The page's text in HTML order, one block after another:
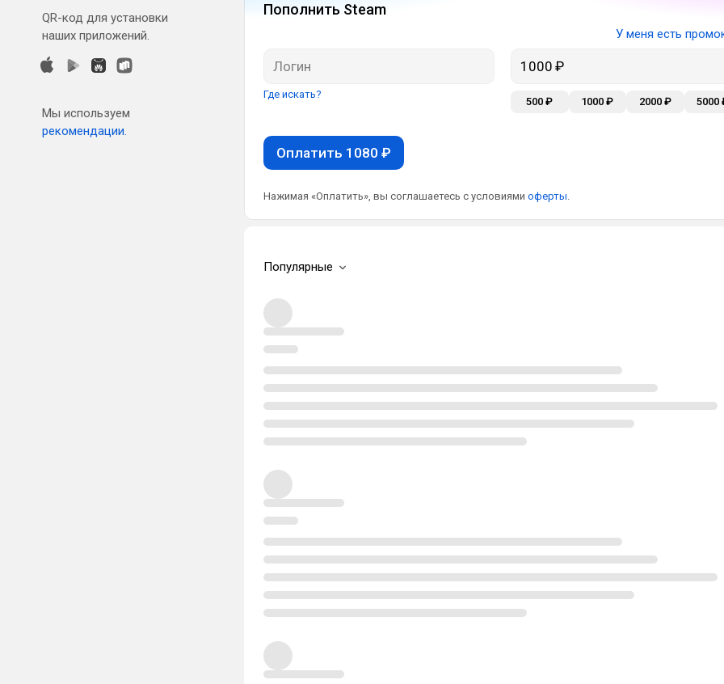
QR-код для установки
наших приложений.
Мы используем
рекомендации.
Пополнить Steam
У меня есть
Где искать?
500 ₽ 1000 ₽ 2000 ₽ 5000
Оплатить 1080 ₽
Нажимая «Оплатить», вы соглашаетесь с условиями оферты.
Популярные